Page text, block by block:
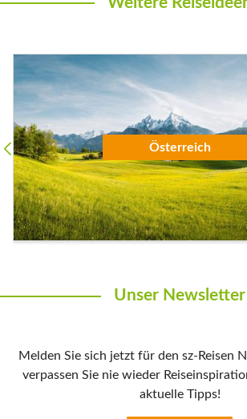
Österreich
Unser Newsletter
Melden Sie sich jetzt für den sz-Reisen
verpassen Sie nie wieder
aktuelle Tipps!